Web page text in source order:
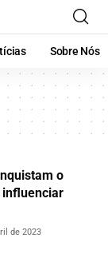
Sobre Nós
o
influenciar
de 2023